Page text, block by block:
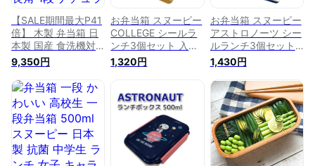
【SALE期間最大P41
倍】 木製 弁当箱 日
本製 国産 食洗機対
応 おしゃれ くりぬ
き 長角 1段 ナチュラ
ル 約520cc ナノコ
ート 紀州弁当箱 箱
入り間仕切り付き 一
段 かわいい 男性 女
性 子供 こども 小学
生 幼稚園 中学生 高
校生 男子 女子
9,350円
お弁当箱 スヌーピー
COLLEGE シールラ
ンチ3個セット 入れ
子式 かわいい 弁当
箱 女子 男子 大人 子
学生 幼稚園 お弁当
ランチボックス
1,320円
お弁当箱 スヌーピー
アストロノーツ シー
ルランチ3個セット
入れ子式 かわいい
弁当箱 女子 男子 大
人 子供 高校生 中学
生 小学生 幼稚園 お
弁当 ランチボックス
1,430円